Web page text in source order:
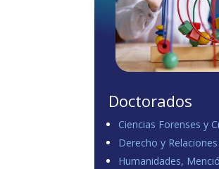
Doctorados
Ciencias Forenses y
Derecho y
Humanidades,